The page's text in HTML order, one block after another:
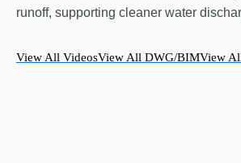
runoff, supporting cleaner water
View All VideosView All DWG/BIMView